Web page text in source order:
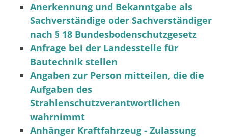
Anerkennung und Bekanntgabe als
Sachverständige oder Sachverständiger
nach § 18 Bundesbodenschutzgesetz
Anfrage bei der Landesstelle für
Bautechnik stellen
Angaben zur Person mitteilen, die die
Aufgaben des
Strahlenschutzverantwortlichen
wahrnimmt
Anhänger Kraftfahrzeug - Zulassung